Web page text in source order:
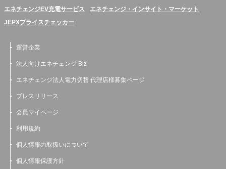
エネチェンジEV充電サービス
エネチェンジ・インサイト・マーケット
JEPXプライスチェッカー
運営企業
法人向けエネチェンジ Biz
エネチェンジ法人電力切替 代理店様募集ページ
プレスリリース
会員マイページ
利用規約
個人情報の取扱いについて
個人情報保護方針